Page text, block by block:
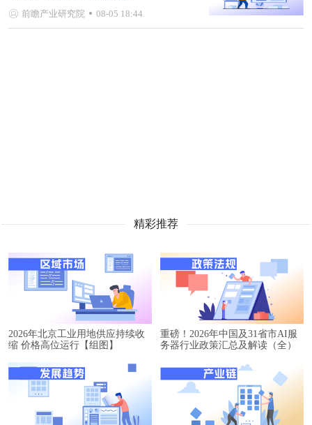
前瞻产业研究院 08-05 18:44
精彩推荐
2026年北京工业用地供应持续收
缩 价格高位运行【组图】
重磅！2026年中国及31省市AI服
务器行业政策汇总及解读（全）